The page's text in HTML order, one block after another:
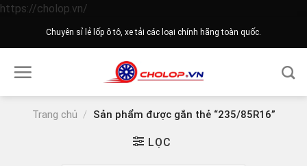
https://cholop.vn/
to
Chuyên sỉ lẻ lốp ô tô, xe tải các loại chính hãng toàn quốc.
Trang chủ / Sản phẩm được gắn thẻ “235/85R16”
LỌC